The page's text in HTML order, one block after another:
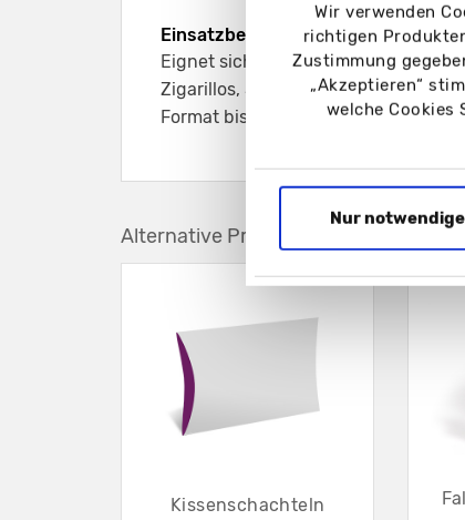
Wir verwenden
richtigen
Zustimmung
„Akzeptieren“
welche Cookies
Nur
Einsatzbereich:
Eignet sich z. B. für kleine
Zigarillos, Schmuck und
Format bis ca. 61 mm Dicke
Alternative Produkte
Kissenschachteln